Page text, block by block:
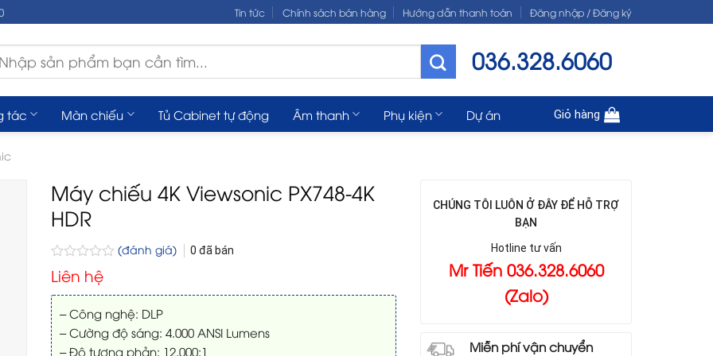
Tin tức Chính sách bán hàng Hướng dẫn thanh toán Đăng nhập / Đăng ký
036.328.6060
tác Màn chiếu Tủ Cabinet tự động Âm thanh Phụ kiện Dự án Giỏ hàng
Máy chiếu 4K Viewsonic PX748-4K
HDR
Được
xếp
hạng
0
5
sao
(đánh giá) 0 đã bán
Liên hệ
– Công nghệ: DLP
– Cường độ sáng: 4.000 ANSI Lumens
– Độ tương phản: 12.000:1
CHÚNG TÔI LUÔN Ở ĐÂY ĐỂ HỖ TRỢ
BẠN
Hotline tư vấn
Mr Tiến 036.328.6060
(Zalo)
Miễn phí vận chuyển